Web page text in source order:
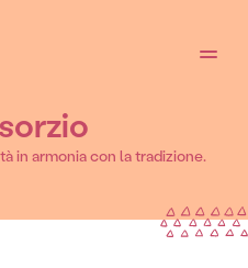
in armonia con la tradizione.